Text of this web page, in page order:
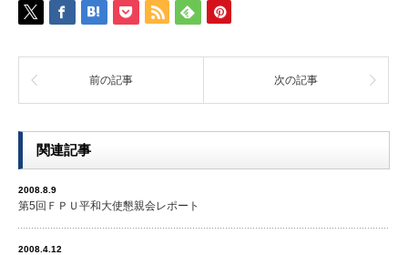
前の記事 次の記事
関連記事
2008.8.9
第5回ＦＰＵ平和大使懇親会レポート
2008.4.12